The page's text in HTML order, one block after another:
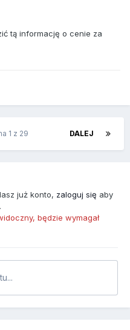
tą informację o cenie za
DALEJ
1 z 29
już konto, zaloguj się aby
będzie wymagał